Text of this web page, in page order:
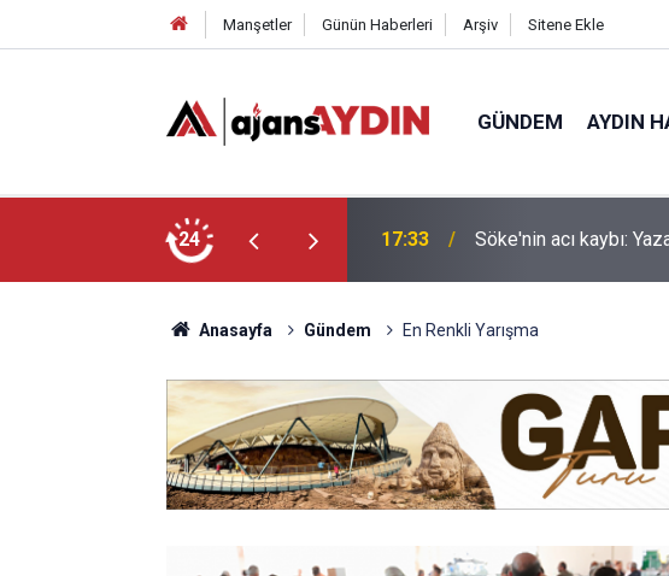
Manşetler Günün Haberleri Arşiv Sitene Ekle
GÜNDEM AYDIN
24 17:23 Nazilli'de motosiklet
Anasayfa Gündem En Renkli Yarışma